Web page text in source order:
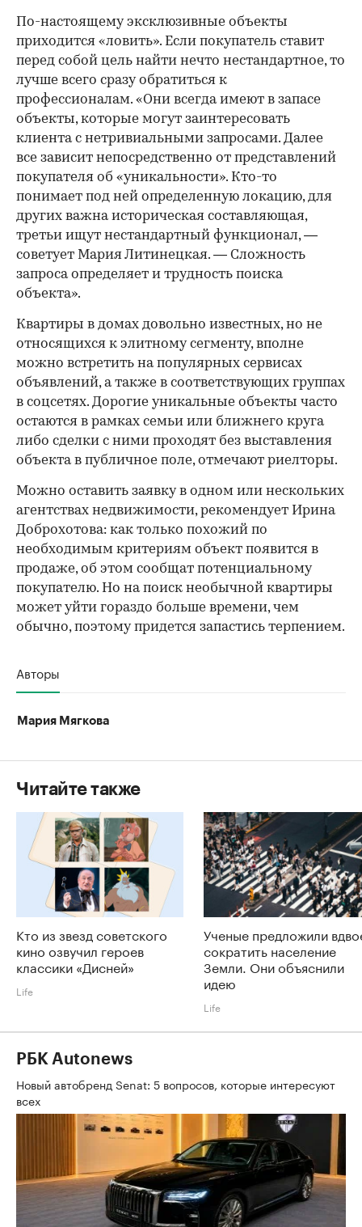
По-настоящему эксклюзивные объекты
приходится «ловить». Если покупатель ставит
перед собой цель найти нечто нестандартное, то
лучше всего сразу обратиться к
профессионалам. «Они всегда имеют в запасе
объекты, которые могут заинтересовать
клиента с нетривиальными запросами. Далее
все зависит непосредственно от представлений
покупателя об «уникальности». Кто-то
понимает под ней определенную локацию, для
других важна историческая составляющая,
третьи ищут нестандартный функционал, —
советует Мария Литинецкая. — Сложность
запроса определяет и трудность поиска
объекта».
Квартиры в домах довольно известных, но не
относящихся к элитному сегменту, вполне
можно встретить на популярных сервисах
объявлений, а также в соответствующих группах
в соцсетях. Дорогие уникальные объекты часто
остаются в рамках семьи или ближнего круга
либо сделки с ними проходят без выставления
объекта в публичное поле, отмечают риелторы.
Можно оставить заявку в одном или нескольких
агентствах недвижимости, рекомендует Ирина
Доброхотова: как только похожий по
необходимым критериям объект появится в
продаже, об этом сообщат потенциальному
покупателю. Но на поиск необычной квартиры
может уйти гораздо больше времени, чем
обычно, поэтому придется запастись терпением.
Авторы
Мария Мягкова
Читайте также
Кто из звезд советского
кино озвучил героев
классики «Дисней»
Life
Ученые предложили
сократить население
Земли. Они объяснили
идею
Life
РБК Autonews
Новый автобренд Senat: 5 вопросов, которые интересуют
всех